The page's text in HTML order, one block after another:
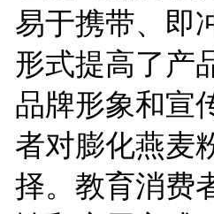
易于携带、即
形式提高了产
品牌形象和宣
者对膨化燕麦
择。教育消费